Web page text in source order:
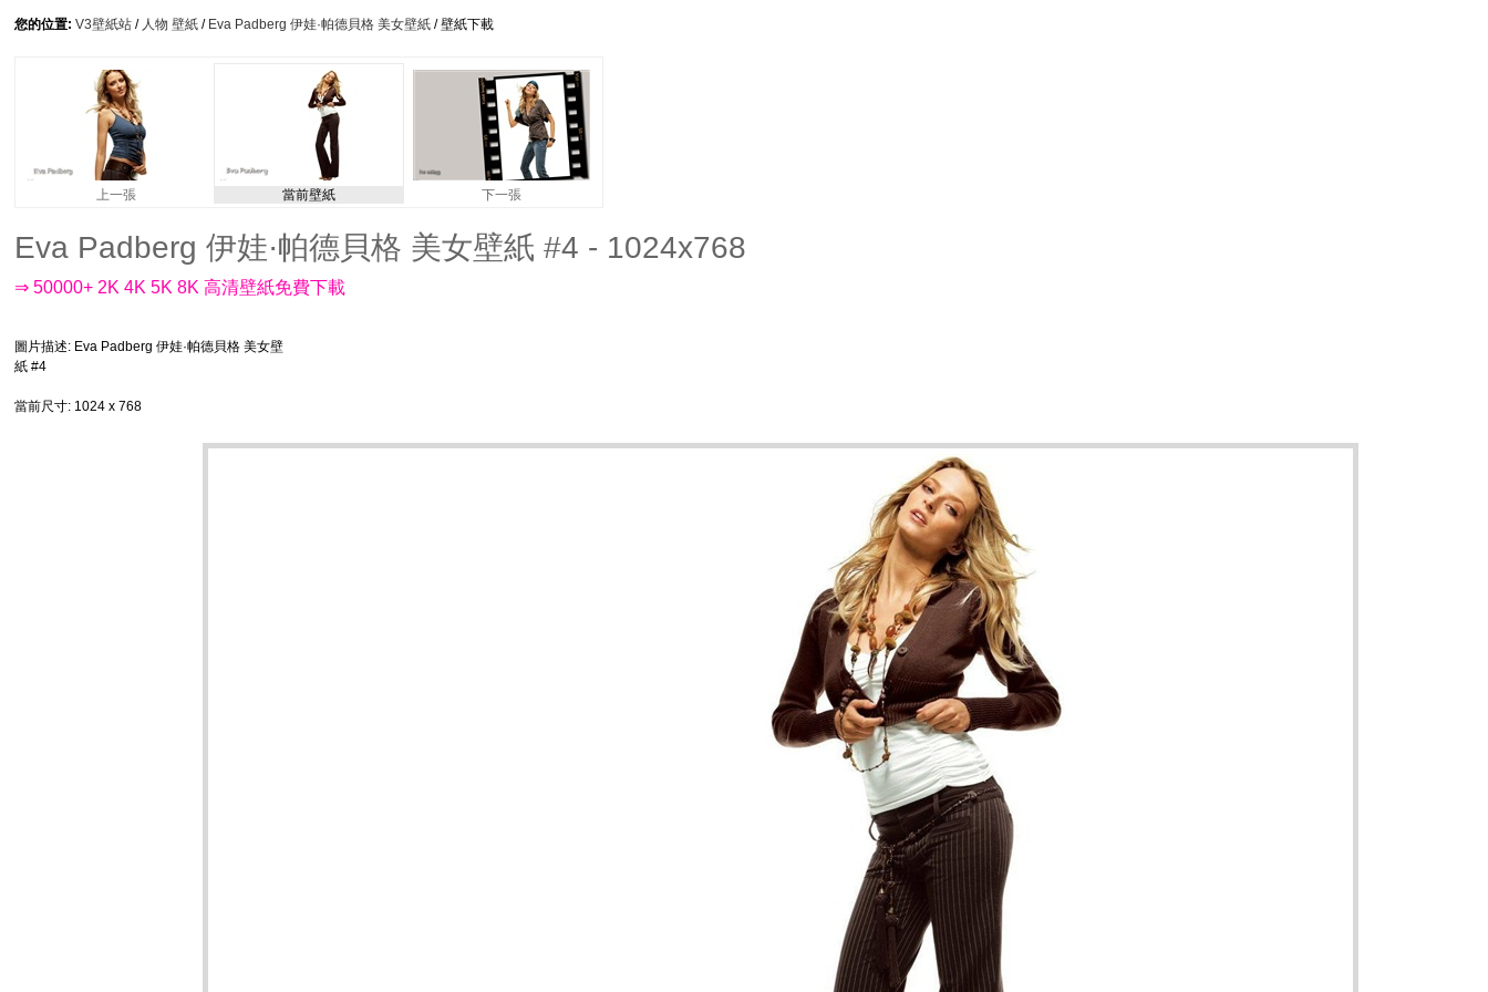
您的位置: V3壁紙站 / 人物 壁紙 / Eva Padberg 伊娃·帕德貝格 美女壁紙 / 壁紙下載
上一張 當前壁紙 下一張
Eva Padberg 伊娃·帕德貝格 美女壁紙 #4 - 1024x768
⇒ 50000+ 2K 4K 5K 8K 高清壁紙免費下載
圖片描述: Eva Padberg 伊娃·帕德貝格 美女壁
紙 #4
當前尺寸: 1024 x 768